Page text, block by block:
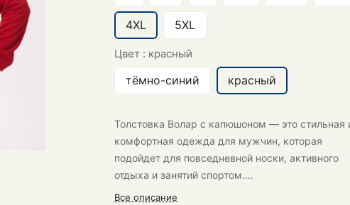
4XL 5XL
Цвет : красный
тёмно-синий красный
Толстовка Волар с капюшоном — это стильная
комфортная одежда для мужчин, которая
подойдет для повседневной носки, активного
отдыха и занятий спортом.
Все описание